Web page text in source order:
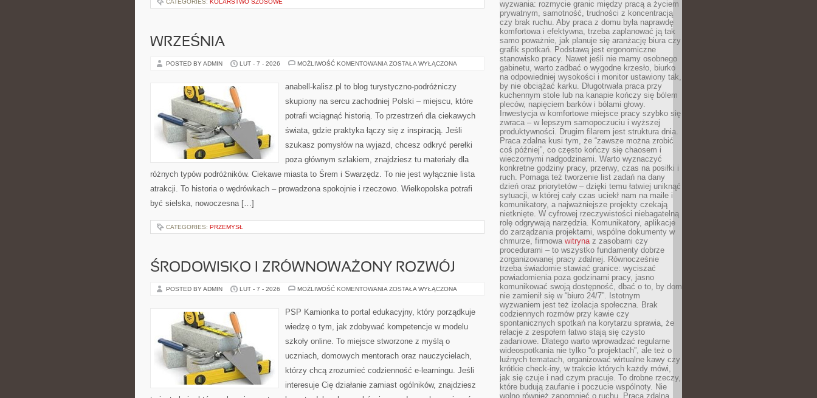
CATEGORIES: KOLARSTWO SZOSOWE
WRZEŚNIA
POSTED BY ADMIN LUT - 7 - 2026 MOŻLIWOŚĆ KOMENTOWANIA WRZEŚNIA
ZOSTAŁA WYŁĄCZONA
anabell-kalisz.pl to blog turystyczno-podróżniczy
skupiony na sercu zachodniej Polski – miejscu, które
potrafi wciągnąć historią. To przestrzeń dla ciekawych
świata, gdzie praktyka łączy się z inspiracją. Jeśli
szukasz pomysłów na wyjazd, chcesz odkryć perełki
poza głównym szlakiem, znajdziesz tu materiały dla
różnych typów podróżników. Ciekawe miasta to Śrem i Swarzędz. To nie jest wyłącznie lista
atrakcji. To historia o wędrówkach – prowadzona spokojnie i rzeczowo. Wielkopolska potrafi
być sielska, nowoczesna […]
CATEGORIES: PRZEMYSŁ
ŚRODOWISKO I ZRÓWNOWAŻONY ROZWÓJ
POSTED BY ADMIN LUT - 7 - 2026 MOŻLIWOŚĆ KOMENTOWANIA ŚRODOWISKO
ROZWÓJ
ZOSTAŁA WYŁĄCZONA
PSP Kamionka to portal edukacyjny, który porządkuje
wiedzę o tym, jak zdobywać kompetencje w modelu
szkoły online. To miejsce stworzone z myślą o
uczniach, domowych mentorach oraz nauczycielach,
którzy chcą zrozumieć codzienność e-learningu. Jeśli
interesuje Cię działanie zamiast ogólników, znajdziesz
wyzwania: rozmycie granic między pracą a życiem
prywatnym, samotność, trudności z koncentracją
czy brak ruchu. Aby praca z domu była naprawdę
komfortowa i efektywna, trzeba zaplanować ją tak
samo poważnie, jak planuje się aranżację biura czy
grafik spotkań. Podstawą jest ergonomiczne
stanowisko pracy. Nawet jeśli nie mamy osobnego
gabinetu, warto zadbać o wygodne krzesło, biurko
na odpowiedniej wysokości i monitor ustawiony tak,
by nie obciążać karku. Długotrwała praca przy
kuchennym stole lub na kanapie kończy się bólem
pleców, napięciem barków i bólami głowy.
Inwestycja w komfortowe miejsce pracy szybko się
zwraca – w lepszym samopoczuciu i wyższej
produktywności. Drugim filarem jest struktura dnia.
Praca zdalna kusi tym, że “zawsze można zrobić
coś później”, co często kończy się chaosem i
wieczornymi nadgodzinami. Warto wyznaczyć
konkretne godziny pracy, przerwy, czas na posiłki i
ruch. Pomaga też tworzenie list zadań na dany
dzień oraz priorytetów – dzięki temu łatwiej uniknąć
sytuacji, w której cały czas uciekł nam na maile i
komunikatory, a najważniejsze projekty czekają
nietknięte. W cyfrowej rzeczywistości niebagatelną
rolę odgrywają narzędzia. Komunikatory, aplikacje
do zarządzania projektami, wspólne dokumenty w
chmurze, firmowa witrynaz zasobami czy
procedurami – to wszystko fundamenty dobrze
zorganizowanej pracy zdalnej. Równocześnie
trzeba świadomie stawiać granice: wyciszać
powiadomienia poza godzinami pracy, jasno
komunikować swoją dostępność, dbać o to, by dom
nie zamienił się w “biuro 24/7”. Istotnym
wyzwaniem jest też izolacja społeczna. Brak
codziennych rozmów przy kawie czy
spontanicznych spotkań na korytarzu sprawia, że
relacje z zespołem łatwo stają się czysto
zadaniowe. Dlatego warto wprowadzać regularne
wideospotkania nie tylko “o projektach”, ale też o
luźnych tematach, organizować wirtualne kawy czy
krótkie check-iny, w trakcie których każdy mówi,
jak się czuje i nad czym pracuje. To drobne rzeczy,
które budują zaufanie i poczucie wspólnoty. Nie
wolno również zapomnieć o ruchu. Praca zdalna